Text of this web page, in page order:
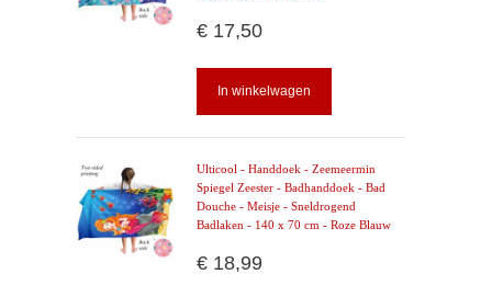
€ 17,50
In winkelwagen
Ulticool - Handdoek - Zeemeermin
Spiegel Zeester - Badhanddoek - Bad
Douche - Meisje - Sneldrogend
Badlaken - 140 x 70 cm - Roze Blauw
€ 18,99